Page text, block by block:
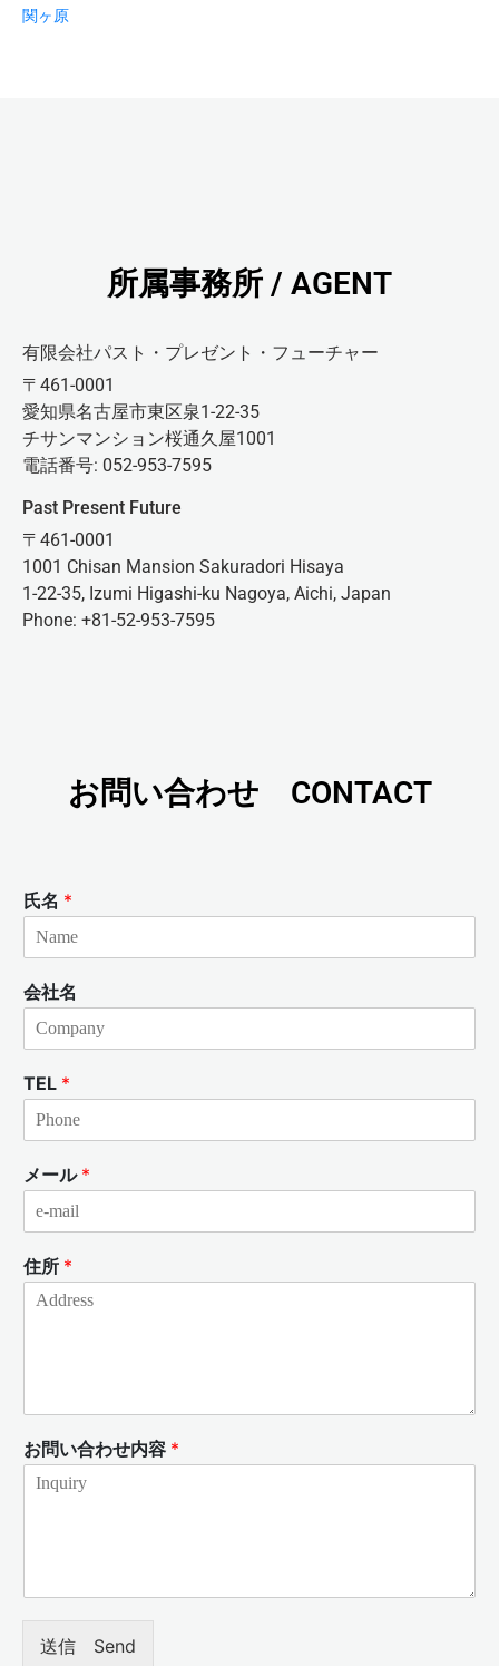
関ヶ原
所属事務所 / AGENT
有限会社パスト・プレゼント・フューチャー
〒461-0001
愛知県名古屋市東区泉1-22-35
チサンマンション桜通久屋1001
電話番号: 052-953-7595
Past Present Future
〒461-0001
1001 Chisan Mansion Sakuradori Hisaya
1-22-35, Izumi Higashi-ku Nagoya, Aichi, Japan
Phone: +81-52-953-7595
お問い合わせ CONTACT
氏名 *
会社名
TEL *
メール *
住所 *
お問い合わせ内容 *
送信 Send